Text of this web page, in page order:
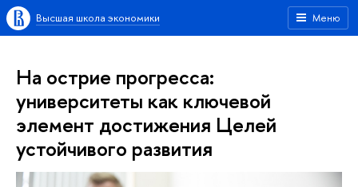
Меню
Высшая школа экономики
На острие прогресса:
университеты как ключевой
элемент достижения Целей
устойчивого развития